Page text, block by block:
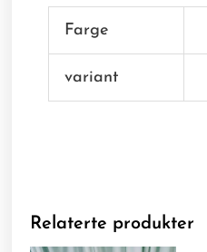
Farge
variant
Relaterte produkter